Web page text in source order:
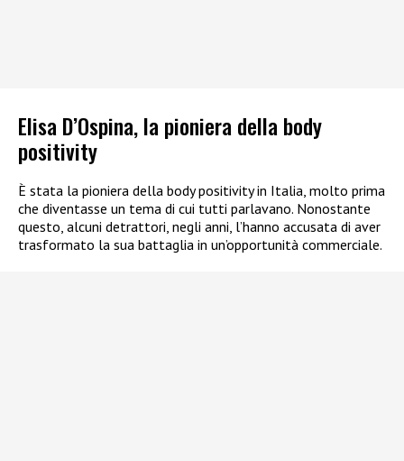
Elisa D’Ospina, la pioniera della body
positivity
È stata la pioniera della body positivity in Italia, molto prima
che diventasse un tema di cui tutti parlavano. Nonostante
questo, alcuni detrattori, negli anni, l’hanno accusata di aver
trasformato la sua battaglia in un’opportunità commerciale.